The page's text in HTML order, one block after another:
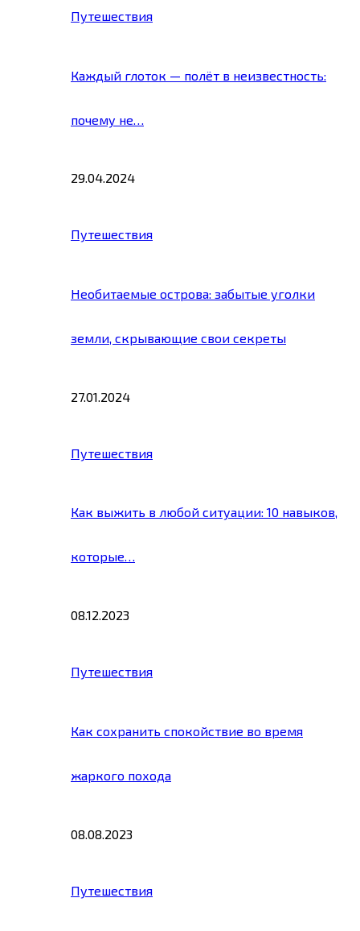
Путешествия
Каждый глоток — полёт в неизвестность:
почему не…
29.04.2024
Путешествия
Необитаемые острова: забытые уголки
земли, скрывающие свои секреты
27.01.2024
Путешествия
Как выжить в любой ситуации: 10 навыков,
которые…
08.12.2023
Путешествия
Как сохранить спокойствие во время
жаркого похода
08.08.2023
Путешествия